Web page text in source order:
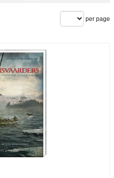
per page